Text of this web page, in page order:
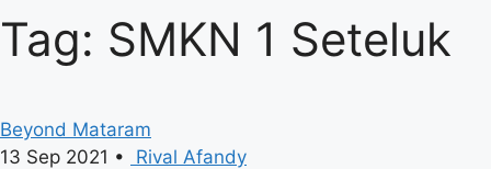
Tag: SMKN 1 Seteluk
Beyond Mataram
13 Sep 2021 • Rival Afandy